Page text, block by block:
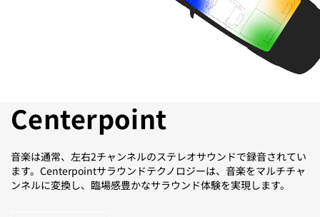
Centerpoint
音楽は通常、左右2チャンネルのステレオサウンドで録音されてい
ます。Centerpointサラウンドテクノロジーは、音楽をマルチチャ
ンネルに変換し、臨場感豊かなサラウンド体験を実現します。